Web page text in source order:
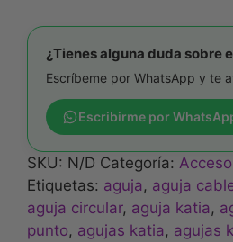
¿Tienes alguna duda sobre
Escríbeme por WhatsApp y te
Escribirme por
SKU: N/D Categoría:
Etiquetas: aguja, aguja
aguja circular, aguja katia,
punto, agujas katia, agujas